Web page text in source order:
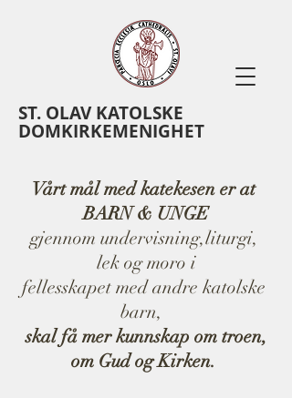
ST. OLAV KATOLSKE
DOMKIRKEMENIGHET
Vårt​ ​mål​ ​med​ ​katekesen​ ​er​ ​at​ ​
BARN & UNGE
​gjennom​ ​undervisning,​​liturgi, ​
lek og moro i
fellesskapet med​ ​andre​ ​katolske​ ​
barn,​ ​​ ​
skal​ ​få​ ​mer​ ​kunnskap​ ​om​ ​troen,
om Gud og Kirken.​ ​